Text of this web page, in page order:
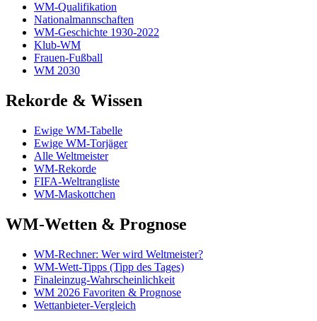
WM-Qualifikation
Nationalmannschaften
WM-Geschichte 1930-2022
Klub-WM
Frauen-Fußball
WM 2030
Rekorde & Wissen
Ewige WM-Tabelle
Ewige WM-Torjäger
Alle Weltmeister
WM-Rekorde
FIFA-Weltrangliste
WM-Maskottchen
WM-Wetten & Prognose
WM-Rechner: Wer wird Weltmeister?
WM-Wett-Tipps (Tipp des Tages)
Finaleinzug-Wahrscheinlichkeit
WM 2026 Favoriten & Prognose
Wettanbieter-Vergleich